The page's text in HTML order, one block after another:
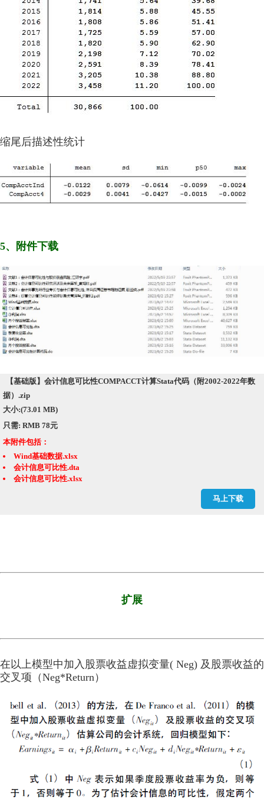
缩尾后描述性统计
5、附件下载
【基础版】会计信息可比性COMPACCT计算Stata代码（附2002-2022年数
据）.zip
大小:(73.01 MB)
只需: RMB 78元
马上下载
本附件包括：
Wind基础数据.xlsx
会计信息可比性.dta
会计信息可比性.xlsx
扩展
在以上模型中加入股票收益虚拟变量( Neg) 及股票收益的
交叉项（Neg*Return）